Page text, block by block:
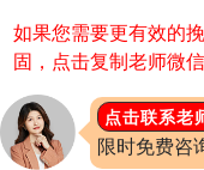
如果您需要更有效的
固，点击复制老师微
点击联系老
限时免费咨